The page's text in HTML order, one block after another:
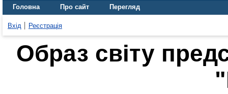
Головна Про сайт Перегляд
Вхід Реєстрація
Образ світу